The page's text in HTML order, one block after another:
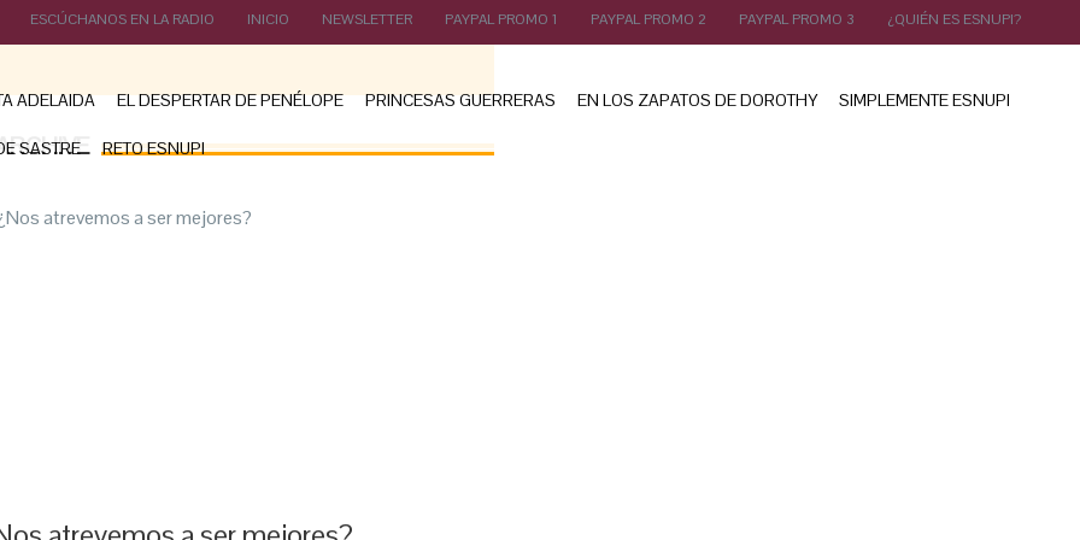
ESCÚCHANOS EN LA RADIO INICIO NEWSLETTER PAYPAL PROMO 1 PAYPAL PROMO 2 PAYPAL PROMO 3 ¿QUIÉN ES ESNUPI?
ADELAIDA EL DESPERTAR DE PENÉLOPE PRINCESAS GUERRERAS EN LOS ZAPATOS DE DOROTHY SIMPLEMENTE ESNUPI
SASTRE RETO ESNUPI